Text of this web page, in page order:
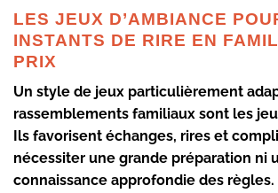
LES JEUX D’AMBIANCE
INSTANTS DE RIRE EN
PRIX
Un style de jeux particulièrement
rassemblements familiaux sont les
Ils favorisent échanges, rires et
nécessiter une grande préparation ni
connaissance approfondie des règles.